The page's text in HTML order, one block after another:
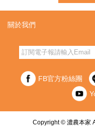
關於我們
FB官方粉絲團
Copyright © 濃農本家